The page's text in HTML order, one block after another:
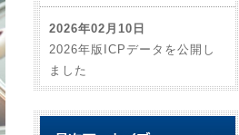
2026年02月10日
2026年版ICPデータを公開し
ました